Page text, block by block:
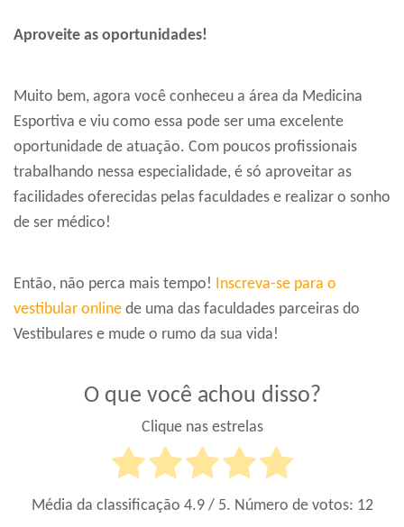
Aproveite as oportunidades!
Muito bem, agora você conheceu a área da Medicina
Esportiva e viu como essa pode ser uma excelente
oportunidade de atuação. Com poucos profissionais
trabalhando nessa especialidade, é só aproveitar as
facilidades oferecidas pelas faculdades e realizar o sonho
de ser médico!
Então, não perca mais tempo! Inscreva-se para o
vestibular online de uma das faculdades parceiras do
Vestibulares e mude o rumo da sua vida!
O que você achou disso?
Clique nas estrelas
Média da classificação 4.9/ 5. Número de votos: 12